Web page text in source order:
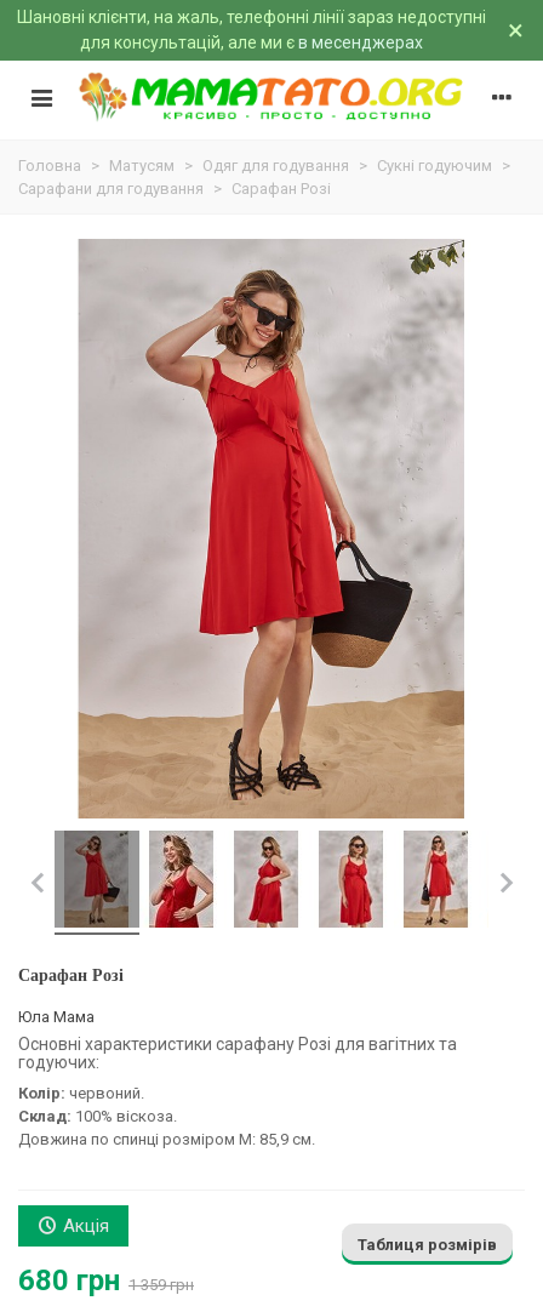
Шановні клієнти, на жаль, телефонні лінії зараз недоступні
для консультацій, але ми єв месенджерах ×
Головна > Матусям > Одяг для годування > Сукні годуючим
>
Сарафани для годування
> Сарафан Розі
Сарафан Розі
Юла Мама
Основні характеристики сарафану Розі для вагітних та
годуючих:
Колір: червоний.
Склад: 100% віскоза.
Довжина по спинці розміром М: 85,9 см.
Акція
680 грн 1 359 грн
Таблиця розмірів